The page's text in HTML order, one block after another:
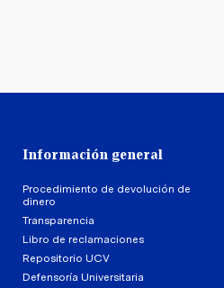
Información general
Procedimiento de devolución de
dinero
Transparencia
Libro de reclamaciones
Repositorio UCV
Defensoría Universitaria